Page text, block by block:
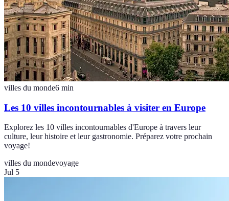
villes du monde6 min
Les 10 villes incontournables à visiter en Europe
Explorez les 10 villes incontournables d'Europe à travers leur
culture, leur histoire et leur gastronomie. Préparez votre prochain
voyage!
villes du mondevoyage
Jul 5